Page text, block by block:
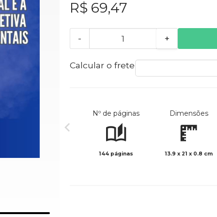
R$ 69,47
- +
Calcular o frete
Nº de páginas
144 páginas
Dimensões
13.9 x 21 x 0.8 cm